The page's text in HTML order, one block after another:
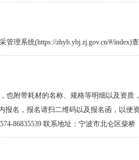
管理系统(https://zhyb.ybj.zj.gov.cn/#/index)
也附带耗材的名称、规格等明细以及资质
报名，报名请扫二维码以及报名函，以便
86835539 联系地址：宁波市北仑区柴桥